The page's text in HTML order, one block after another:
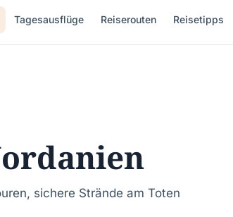
Tagesausflüge Reiserouten Reisetipps
sichere Strände am Toten